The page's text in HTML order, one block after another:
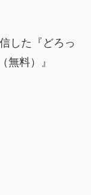
した『どろっ
無料）』